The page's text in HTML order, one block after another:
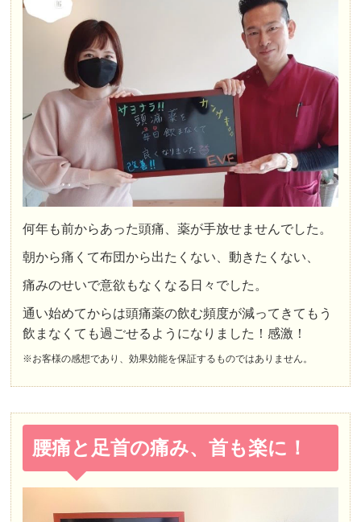
何年も前からあった頭痛、薬が手放せませんでした。
朝から痛くて布団から出たくない、動きたくない、
痛みのせいで意欲もなくなる日々でした。
通い始めてからは頭痛薬の飲む頻度が減ってきてもう
飲まなくても過ごせるようになりました！感激！
※お客様の感想であり、効果効能を保証するものではありません。
腰痛と足首の痛み、首も楽に！